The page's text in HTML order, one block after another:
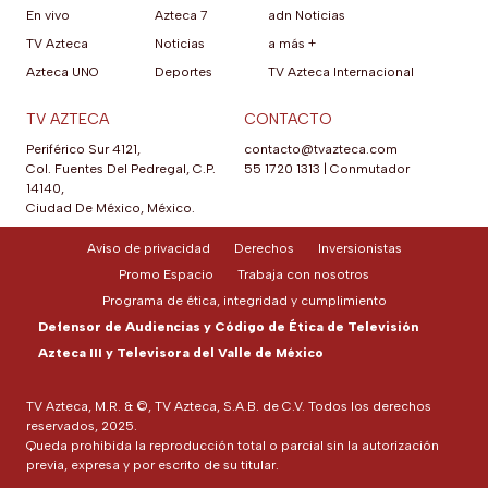
En vivo
TV Azteca
Azteca UNO
Azteca 7
Noticias
Deportes
adn Noticias
a más +
TV Azteca Internacional
TV AZTECA
Periférico Sur 4121,
Col. Fuentes Del Pedregal, C.P.
14140,
Ciudad De México, México.
CONTACTO
contacto@tvazteca.com
55 1720 1313
Conmutador
TV Azteca, M.R. & ©, TV Azteca, S.A.B. de C.V. Todos los derechos
reservados, 2025.
Queda prohibida la reproducción total o parcial sin la autorización
previa, expresa y por escrito de su titular.
Aviso de privacidad Derechos
Inversionistas
Promo Espacio
Trabaja con nosotros
Programa de ética, integridad y cumplimiento
Defensor de Audiencias y Código de Ética de Televisión
Azteca III y Televisora del Valle de México